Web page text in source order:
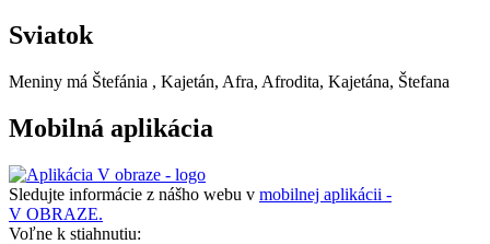
Sviatok
Meniny má Štefánia , Kajetán, Afra, Afrodita, Kajetána, Štefana
Mobilná aplikácia
Sledujte informácie z nášho webu v mobilnej aplikácii -
V OBRAZE.
Voľne k stiahnutiu: